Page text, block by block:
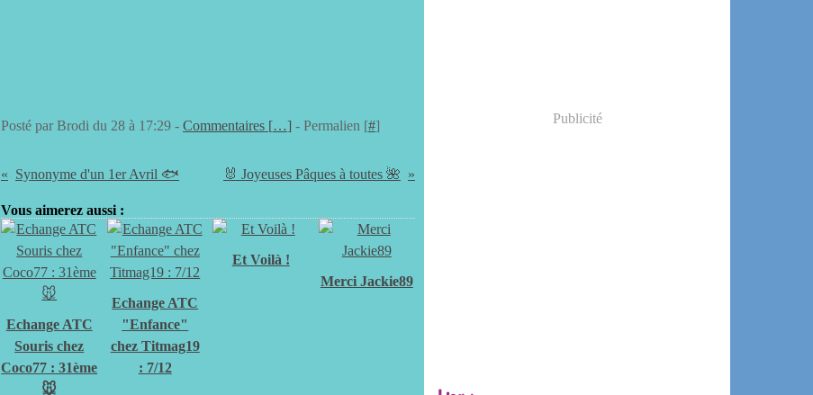
Posté par Brodi du 28 à 17:29 - Commentaires […] - Permalien [#]
Synonyme d'un 1er Avril 🐟 🐰 Joyeuses Pâques à toutes 🌺
Vous aimerez aussi :
Echange ATC
Souris chez
Coco77 : 31ème
🐭
Echange ATC
"Enfance"
chez Titmag19
: 7/12
Et Voilà !
Merci Jackie89
Publicité